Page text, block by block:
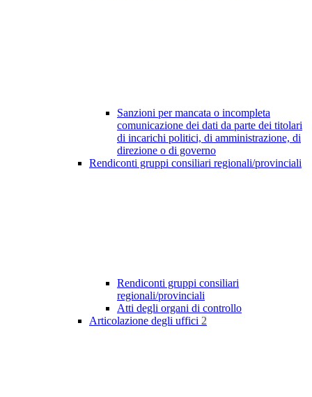
Sanzioni per mancata o incompleta
comunicazione dei dati da parte dei titolari
di incarichi politici, di amministrazione, di
direzione o di governo
Rendiconti gruppi consiliari regionali/provinciali
Rendiconti gruppi consiliari
regionali/provinciali
Atti degli organi di controllo
Articolazione degli uffici 2